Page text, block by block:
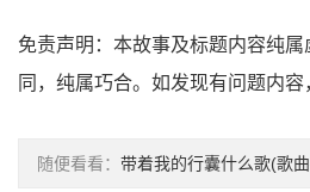
免责声明：本故事及标题内容纯
同，纯属巧合。如发现有问题内容
随便看看： 带着我的行囊什么歌(歌